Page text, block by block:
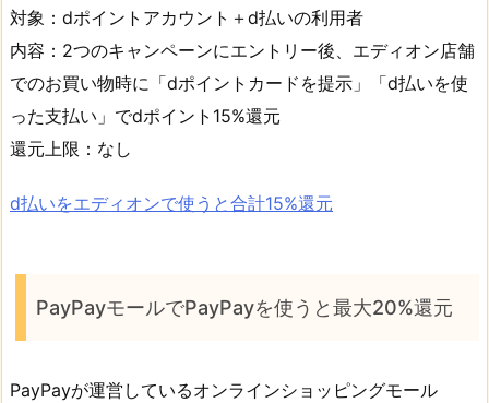
対象：dポイントアカウント＋d払いの利用者
内容：2つのキャンペーンにエントリー後、エディオン店舗
でのお買い物時に「dポイントカードを提示」「d払いを使
った支払い」でdポイント15%還元
還元上限：なし
d払いをエディオンで使うと合計15%還元
PayPayモールでPayPayを使うと最大20%還元
PayPayが運営しているオンラインショッピングモール